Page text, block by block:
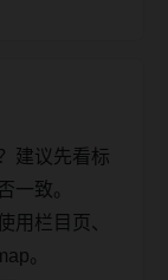
建议先看标
一致。
用栏目页、
。